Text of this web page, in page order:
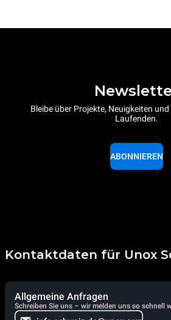
Bleibe über Projekte, Neuigkeiten
Laufenden.
ABONNIEREN
Kontaktdaten für Unox
Allgemeine Anfragen
Schreiben Sie uns – wir melden uns so schnell